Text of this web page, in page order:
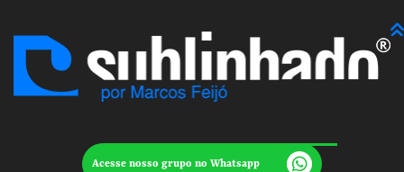
Acesse nosso grupo no Whatsapp